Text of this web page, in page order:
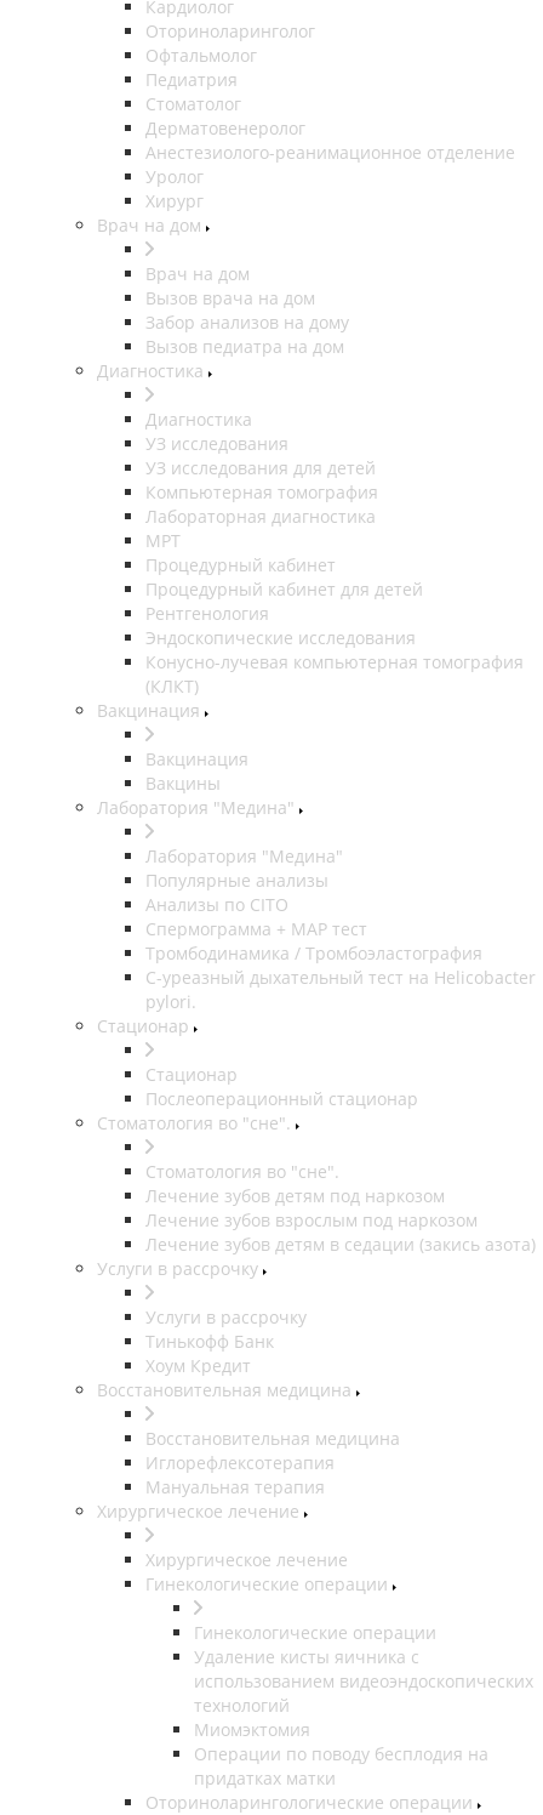
Кардиолог
Оториноларинголог
Офтальмолог
Педиатрия
Стоматолог
Дерматовенеролог
Анестезиолого-реанимационное отделение
Уролог
Хирург
Врач на дом
Врач на дом
Вызов врача на дом
Забор анализов на дому
Вызов педиатра на дом
Диагностика
Диагностика
УЗ исследования
УЗ исследования для детей
Компьютерная томография
Лабораторная диагностика
МРТ
Процедурный кабинет
Процедурный кабинет для детей
Рентгенология
Эндоскопические исследования
Конусно-лучевая компьютерная томография
(КЛКТ)
Вакцинация
Вакцинация
Вакцины
Лаборатория "Медина"
Лаборатория "Медина"
Популярные анализы
Анализы по CITO
Спермограмма + МАР тест
Тромбодинамика / Тромбоэластография
С-уреазный дыхательный тест на Helicobacter
pylori.
Стационар
Стационар
Послеоперационный стационар
Стоматология во "сне".
Стоматология во "сне".
Лечение зубов детям под наркозом
Лечение зубов взрослым под наркозом
Лечение зубов детям в седации (закись азота)
Услуги в рассрочку
Услуги в рассрочку
Тинькофф Банк
Хоум Кредит
Восстановительная медицина
Восстановительная медицина
Иглорефлексотерапия
Мануальная терапия
Хирургическое лечение
Хирургическое лечение
Гинекологические операции
Гинекологические операции
Удаление кисты яичника с
использованием видеоэндоскопических
технологий
Миомэктомия
Операции по поводу бесплодия на
придатках матки
Оториноларингологические операции